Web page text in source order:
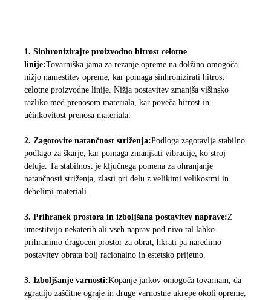
1. Sinhronizirajte proizvodno hitrost celotne
linije:Tovarniška jama za rezanje opreme na dolžino omogoča
nižjo namestitev opreme, kar pomaga sinhronizirati hitrost
celotne proizvodne linije. Nižja postavitev zmanjša višinsko
razliko med prenosom materiala, kar poveča hitrost in
učinkovitost prenosa materiala.
2. Zagotovite natančnost striženja:Podloga zagotavlja stabilno
podlago za škarje, kar pomaga zmanjšati vibracije, ko stroj
deluje. Ta stabilnost je ključnega pomena za ohranjanje
natančnosti striženja, zlasti pri delu z velikimi velikostmi in
debelimi materiali.
3. Prihranek prostora in izboljšana postavitev naprave:Z
umestitvijo nekaterih ali vseh naprav pod nivo tal lahko
prihranimo dragocen prostor za obrat, hkrati pa naredimo
postavitev obrata bolj racionalno in estetsko prijetno.
3. Izboljšanje varnosti:Kopanje jarkov omogoča tovarnam, da
zgradijo zaščitne ograje in druge varnostne ukrepe okoli opreme,